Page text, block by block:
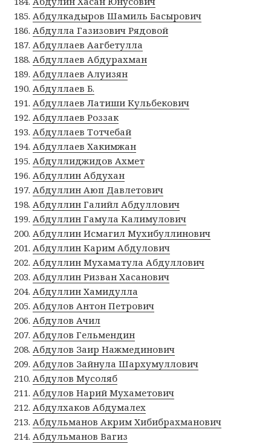
Абдулкадыров Шамиль Басырович
Абдулла Газизович Рядовой
Абдуллаев Аагбетулла
Абдуллаев Абдурахман
Абдуллаев Алуизян
Абдуллаев Б.
Абдуллаев Латиши Кульбекович
Абдуллаев Роззак
Абдуллаев Тотчебай
Абдуллаев Хакимжан
Абдуллиджидов Ахмет
Абдуллин Абдухан
Абдуллин Аюп Давлетович
Абдуллин Галийл Абдуллович
Абдуллин Гамула Калимулович
Абдуллин Исмагил Мухибуллинович
Абдуллин Карим Абдулович
Абдуллин Мухаматула Абдуллович
Абдуллин Ризван Хасанович
Абдуллин Хамидулла
Абдулов Антон Петрович
Абдулов Ачил
Абдулов Гельмендин
Абдулов Заир Нажмединович
Абдулов Зайнула Шархумуллович
Абдулов Мусоляб
Абдулов Нарий Мухаметович
Абдулхаков Абдумалех
Абдульманов Акрим Хибибрахманович
Абдульманов Вагиз